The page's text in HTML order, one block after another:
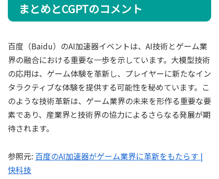
まとめとCGPTのコメント
百度（Baidu）のAI加速器イベントは、AI技術とゲーム業
界の融合における重要な一歩を示しています。大模型技術
の応用は、ゲーム体験を革新し、プレイヤーに新たなイン
タラクティブな体験を提供する可能性を秘めています。こ
のような技術革新は、ゲーム業界の未来を形作る重要な要
素であり、産業界と技術界の協力によるさらなる発展が期
待されます。
参照元: 百度のAI加速器がゲーム業界に革新をもたらす |
快科技